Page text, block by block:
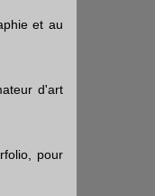
et au
d'art
pour